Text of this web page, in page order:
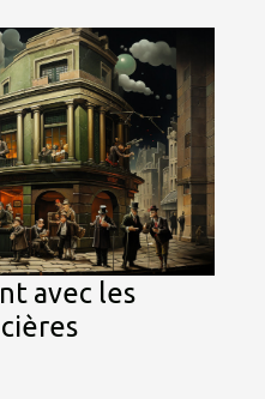
avec les